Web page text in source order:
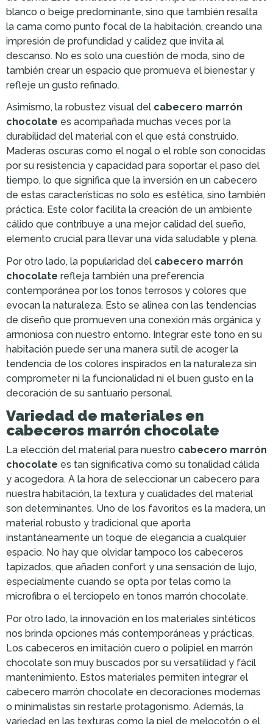
blanco o beige predominante, sino que también resalta
la cama como punto focal de la habitación, creando una
impresión de profundidad y calidez que invita al
descanso. No es solo una cuestión de moda, sino de
también crear un espacio que promueva el bienestar y
refleje un gusto refinado.
Asimismo, la robustez visual del cabecero marrón
chocolate es acompañada muchas veces por la
durabilidad del material con el que está construido.
Maderas oscuras como el nogal o el roble son conocidas
por su resistencia y capacidad para soportar el paso del
tiempo, lo que significa que la inversión en un cabecero
de estas características no solo es estética, sino también
práctica. Este color facilita la creación de un ambiente
cálido que contribuye a una mejor calidad del sueño,
elemento crucial para llevar una vida saludable y plena.
Por otro lado, la popularidad del cabecero marrón
chocolate refleja también una preferencia
contemporánea por los tonos terrosos y colores que
evocan la naturaleza. Esto se alinea con las tendencias
de diseño que promueven una conexión más orgánica y
armoniosa con nuestro entorno. Integrar este tono en su
habitación puede ser una manera sutil de acoger la
tendencia de los colores inspirados en la naturaleza sin
comprometer ni la funcionalidad ni el buen gusto en la
decoración de su santuario personal.
Variedad de materiales en
cabeceros marrón chocolate
La elección del material para nuestro cabecero marrón
chocolate es tan significativa como su tonalidad cálida
y acogedora. A la hora de seleccionar un cabecero para
nuestra habitación, la textura y cualidades del material
son determinantes. Uno de los favoritos es la madera, un
material robusto y tradicional que aporta
instantáneamente un toque de elegancia a cualquier
espacio. No hay que olvidar tampoco los cabeceros
tapizados, que añaden confort y una sensación de lujo,
especialmente cuando se opta por telas como la
microfibra o el terciopelo en tonos marrón chocolate.
Por otro lado, la innovación en los materiales sintéticos
nos brinda opciones más contemporáneas y prácticas.
Los cabeceros en imitación cuero o polipiel en marrón
chocolate son muy buscados por su versatilidad y fácil
mantenimiento. Estos materiales permiten integrar el
cabecero marrón chocolate en decoraciones modernas
o minimalistas sin restarle protagonismo. Además, la
variedad en las texturas como la piel de melocotón o el